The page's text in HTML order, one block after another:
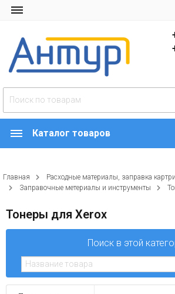
Каталог товаров
Главная
Расходные материалы, заправка
Заправочные метериалы и инструменты
Тонеры для Xerox
Поиск в этой